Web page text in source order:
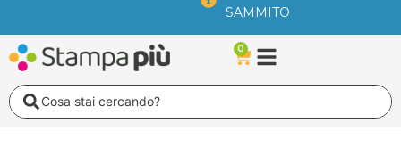
SAMMITO
0
Carrello
Search